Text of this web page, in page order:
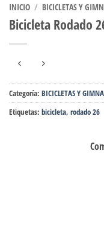
INICIO / BICICLETAS Y
Bicicleta Rodado
Categoría: BICICLETAS Y
Etiquetas: bicicleta, rodado 26